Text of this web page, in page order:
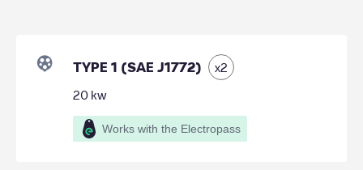
TYPE 1 (SAE J1772) x2
20 kw
Works with the Electropass